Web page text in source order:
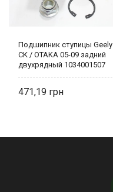
Подшипник ступицы Geely
CK / OTAKA 05-09 задний
двухрядный 1034001507
471,19